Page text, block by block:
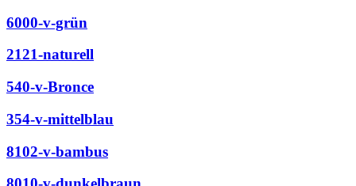
6000-v-grün
2121-naturell
540-v-Bronce
354-v-mittelblau
8102-v-bambus